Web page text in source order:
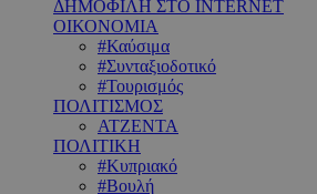
ΔΗΜΟΦΙΛΗ ΣΤΟ INTERNET
ΟΙΚΟΝΟΜΙΑ
#Καύσιμα
#Συνταξιοδοτικό
#Τουρισμός
ΠΟΛΙΤΙΣΜΟΣ
ΑΤΖΕΝΤΑ
ΠΟΛΙΤΙΚΗ
#Κυπριακό
#Βουλή